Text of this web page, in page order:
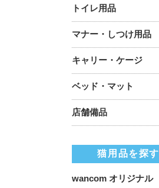
トイレ用品
マナー・しつけ用品
キャリー・ケージ
ベッド・マット
店舗備品
猫用品を探す
wancom オリジナル